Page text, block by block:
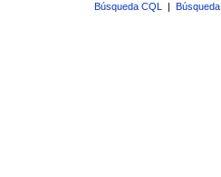
Búsqueda CQL